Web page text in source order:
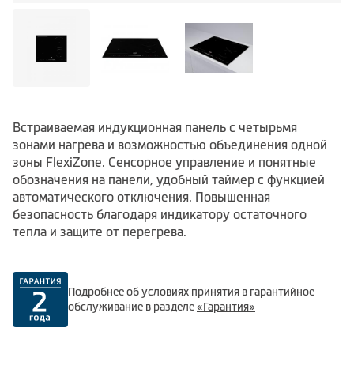
Встраиваемая индукционная панель с четырьмя
зонами нагрева и возможностью объединения одной
зоны FlexiZone. Сенсорное управление и понятные
обозначения на панели, удобный таймер с функцией
автоматического отключения. Повышенная
безопасность благодаря индикатору остаточного
тепла и защите от перегрева.
Подробнее об условиях принятия в гарантийное
обслуживание в разделе«Гарантия»